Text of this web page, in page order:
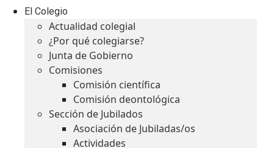
El Colegio
Actualidad colegial
¿Por qué colegiarse?
Junta de Gobierno
Comisiones
Comisión científica
Comisión deontológica
Sección de Jubilados
Asociación de Jubiladas/os
Actividades